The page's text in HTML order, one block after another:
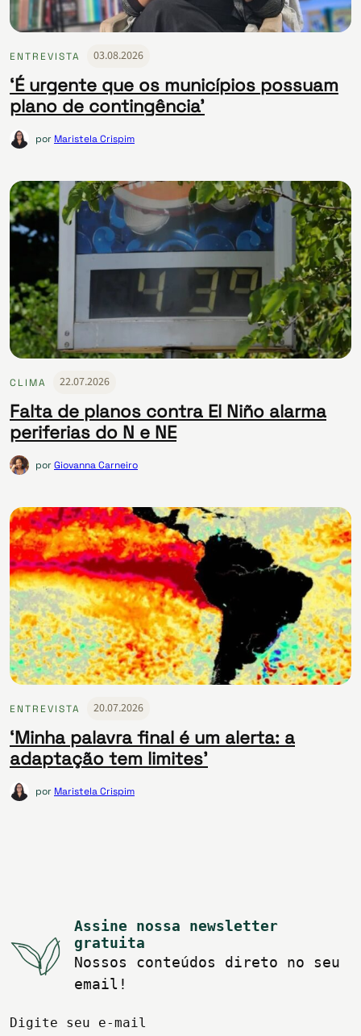
ENTREVISTA 03.08.2026
‘É urgente que os municípios possuam
plano de contingência’
por Maristela Crispim
CLIMA 22.07.2026
Falta de planos contra El Niño alarma
periferias do N e NE
porGiovanna Carneiro
ENTREVISTA 20.07.2026
‘Minha palavra final é um alerta: a
adaptação tem limites’
por Maristela Crispim
Assine nossa newsletter
gratuita
Nossos conteúdos direto no seu
email!
Digite seu e-mail